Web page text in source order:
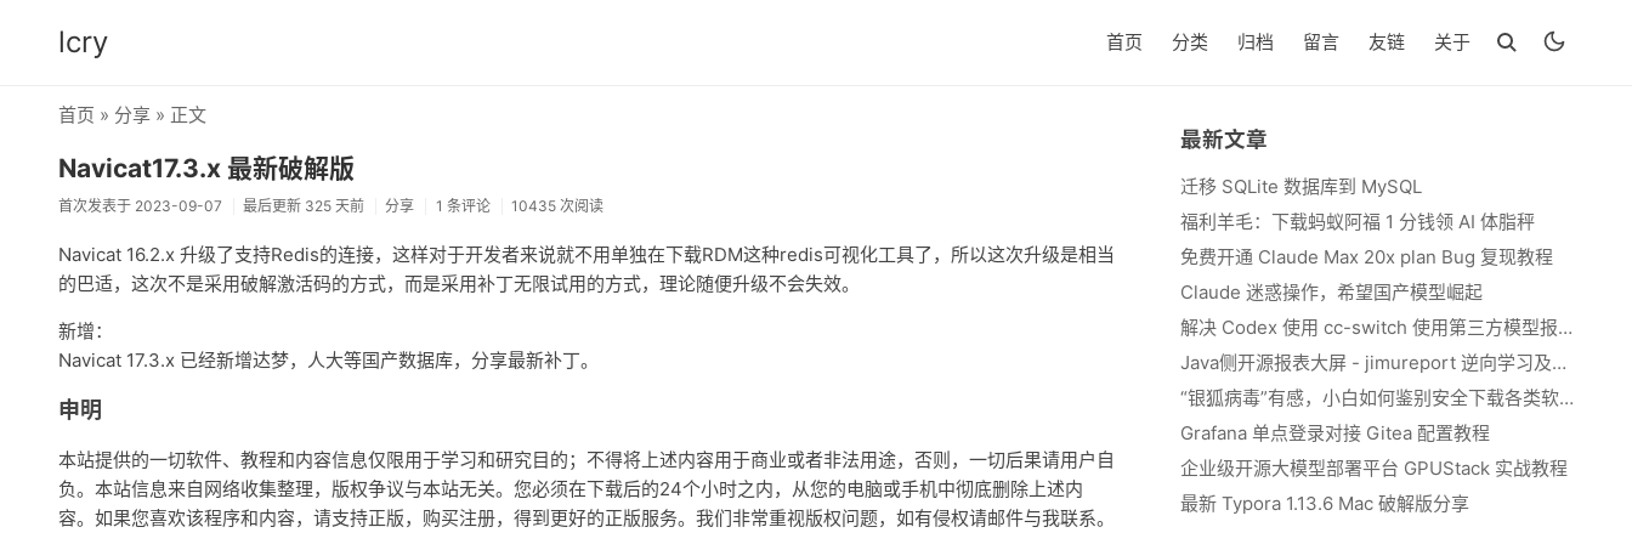
lcry 首页 分类 归档 留言 友链 关于
首页 » 分享 » 正文
Navicat17.3.x 最新破解版
首次发表于 2023-09-07 最后更新 325 天前 分享 1 条评论 10435 次阅读
Navicat 16.2.x 升级了支持Redis的连接，这样对于开发者来说就不用单独在下载RDM这种redis可视化工具了，所以这次升级是相当
的巴适，这次不是采用破解激活码的方式，而是采用补丁无限试用的方式，理论随便升级不会失效。
新增：
Navicat 17.3.x 已经新增达梦，人大等国产数据库，分享最新补丁。
申明
本站提供的一切软件、教程和内容信息仅限用于学习和研究目的；不得将上述内容用于商业或者非法用途，否则，一切后果请用户自
负。本站信息来自网络收集整理，版权争议与本站无关。您必须在下载后的24个小时之内，从您的电脑或手机中彻底删除上述内
容。如果您喜欢该程序和内容，请支持正版，购买注册，得到更好的正版服务。我们非常重视版权问题，如有侵权请邮件与我联系。
最新文章
迁移 SQLite 数据库到 MySQL
福利羊毛：下载蚂蚁阿福 1 分钱领 AI 体脂秤
免费开通 Claude Max 20x plan Bug 复现教程
Claude 迷惑操作，希望国产模型崛起
解决 Codex 使用 cc-switch 使用第三方模型报错 We&#039;re currently experiencing high demand, which may cause temporary errors.
Java侧开源报表大屏 - jimureport 逆向学习及二开思路
“银狐病毒”有感，小白如何鉴别安全下载各类软件
Grafana 单点登录对接 Gitea 配置教程
企业级开源大模型部署平台 GPUStack 实战教程
最新 Typora 1.13.6 Mac 破解版分享